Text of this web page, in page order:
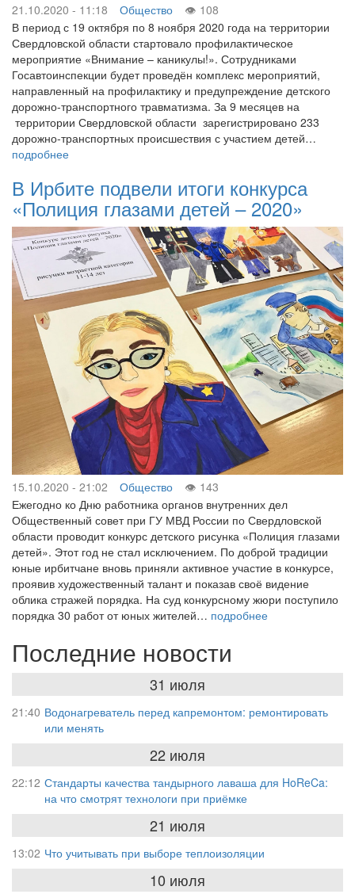
21.10.2020 - 11:18 Общество
108
В период с 19 октября по 8 ноября 2020 года на территории
Свердловской области стартовало профилактическое
мероприятие «Внимание – каникулы!». Сотрудниками
Госавтоинспекции будет проведён комплекс мероприятий,
направленный на профилактику и предупреждение детского
дорожно-транспортного травматизма. За 9 месяцев на
территории Свердловской области зарегистрировано 233
дорожно-транспортных происшествия с участием детей…
подробнее
В Ирбите подвели итоги конкурса
«Полиция глазами детей – 2020»
15.10.2020 - 21:02 Общество
143
Ежегодно ко Дню работника органов внутренних дел
Общественный совет при ГУ МВД России по Свердловской
области проводит конкурс детского рисунка «Полиция глазами
детей». Этот год не стал исключением. По доброй традиции
юные ирбитчане вновь приняли активное участие в конкурсе,
проявив художественный талант и показав своё видение
облика стражей порядка. На суд конкурсному жюри поступило
порядка 30 работ от юных жителей… подробнее
Последние новости
31 июля
21:40 Водонагреватель перед капремонтом: ремонтировать
или менять
22 июля
22:12 Стандарты качества тандырного лаваша для HoReCa:
на что смотрят технологи при приёмке
21 июля
13:02 Что учитывать при выборе теплоизоляции
10 июля